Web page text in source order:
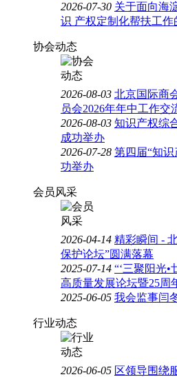
2026-07-30 关于面向海
识 产权定制化帮扶工作
协会动态
2026-08-03 北京国际商
员会2026年年中工作交
2026-08-03 知识产权综
成功举办
2026-07-28 第四届“知
功举办
会员风采
2026-04-14 精彩瞬间 -
保护论坛”圆满落幕
2025-07-14 “‘三聚阳光
高质量发展论坛暨25周
2025-06-05 我会监事闫
行业动态
2026-06-05 区领导围绕